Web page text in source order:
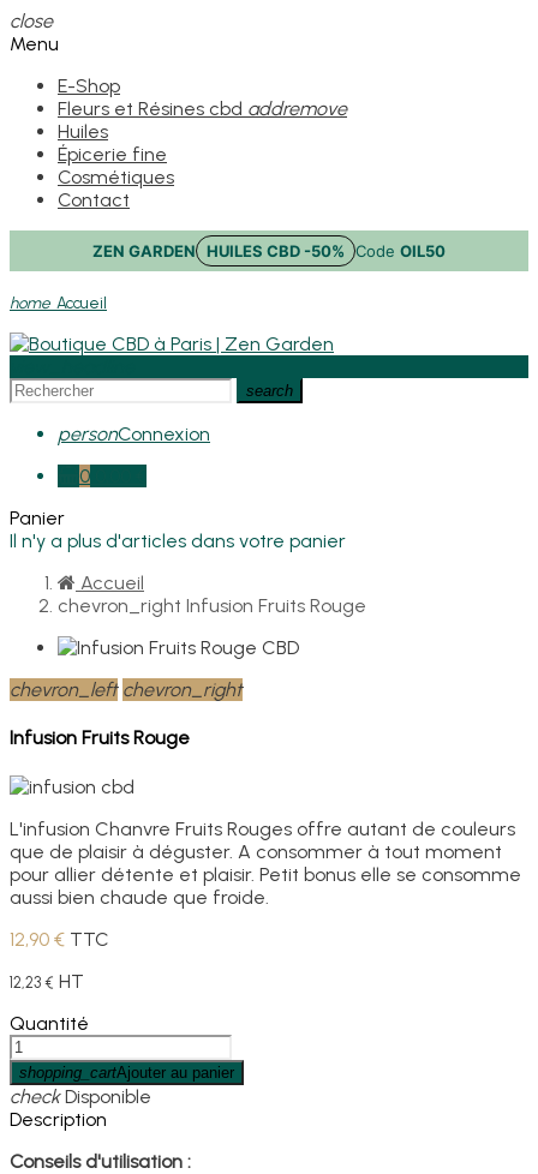
close
Menu
E-Shop
Fleurs et Résines cbd addremove
Huiles
Épicerie fine
Cosmétiques
Contact
ZEN GARDEN HUILES CBD -50% Code OIL50
home Accueil
search
personConnexion
0
Panier
Il n'y a plus d'articles dans votre panier
Accueil
chevron_right Infusion Fruits Rouge
chevron_left chevron_right
Infusion Fruits Rouge
L'infusion Chanvre Fruits Rouges offre autant de couleurs
que de plaisir à déguster. A consommer à tout moment
pour allier détente et plaisir. Petit bonus elle se consomme
aussi bien chaude que froide.
12,90 € TTC
12,23 € HT
Quantité
shopping_cartAjouter au panier
checkDisponible
Description
Conseils d'utilisation :